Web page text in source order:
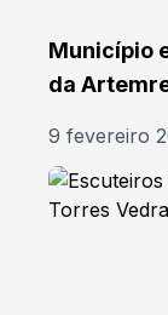
Município
da
9 fevereiro